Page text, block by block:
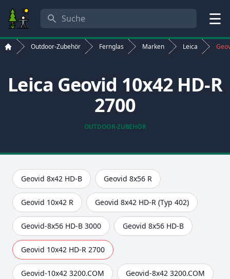
Suche
Menü
Start
Outdoor-Zubehör Fernglas Marken Leica
Leica Geovid 10x42 HD-R
2700
OUTDOOR-ZUBEHÖR
Geovid 8x42 HD-B Geovid 8x56 R
Geovid 10x42 R Geovid 8x42 HD-R (Typ 402)
Geovid-8x56 HD-B 3000 Geovid 8x56 HD-B
Geovid 10x42 HD-R 2700
Geovid-10x42 3200.COM Geovid-8x42 3200.COM